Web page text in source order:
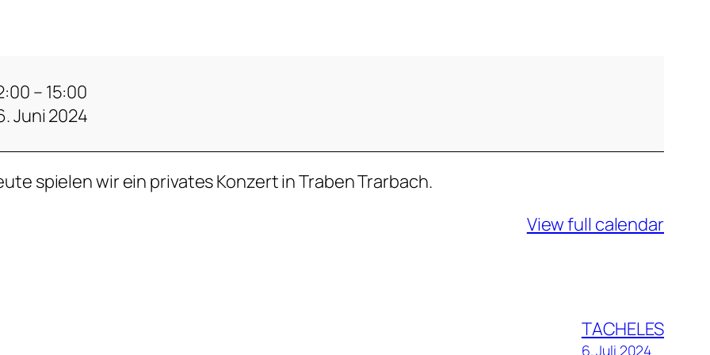
– 15:00
Juni 2024
spielen wir ein privates Konzert in Traben Trarbach.
View full calendar
TACHELES
6. Juli 2024